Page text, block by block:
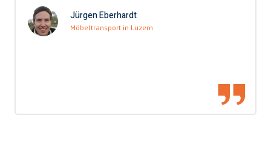
Jürgen Eberhardt
Möbeltransport in Luzern